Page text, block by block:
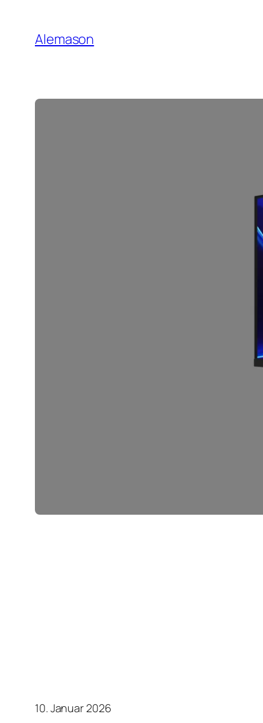
Content
Alemason
10. Januar 2026